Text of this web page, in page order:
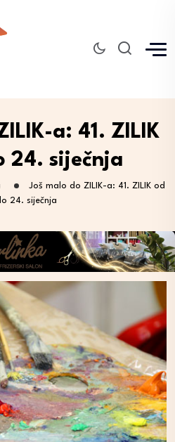
a: 41. ZILIK
24. siječnja
Još malo do ZILIK-a: 41. ZILIK od
24. siječnja